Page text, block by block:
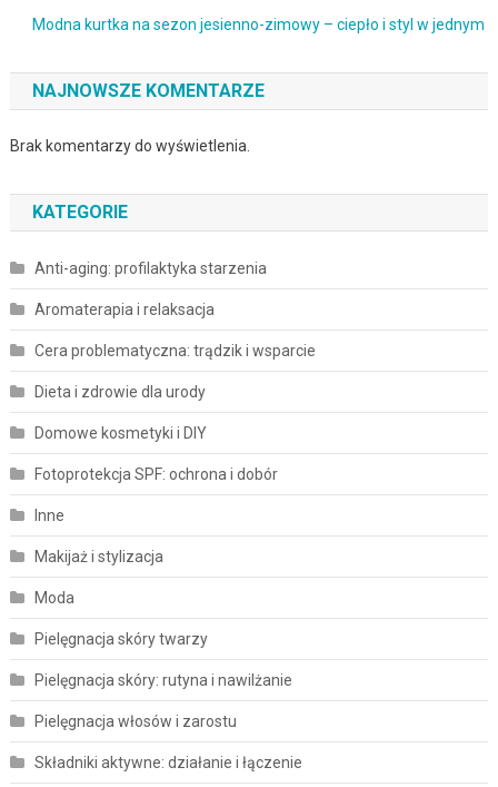
Modna kurtka na sezon jesienno-zimowy – ciepło i styl w jednym
NAJNOWSZE KOMENTARZE
Brak komentarzy do wyświetlenia.
KATEGORIE
Anti-aging: profilaktyka starzenia
Aromaterapia i relaksacja
Cera problematyczna: trądzik i wsparcie
Dieta i zdrowie dla urody
Domowe kosmetyki i DIY
Fotoprotekcja SPF: ochrona i dobór
Inne
Makijaż i stylizacja
Moda
Pielęgnacja skóry twarzy
Pielęgnacja skóry: rutyna i nawilżanie
Pielęgnacja włosów i zarostu
Składniki aktywne: działanie i łączenie